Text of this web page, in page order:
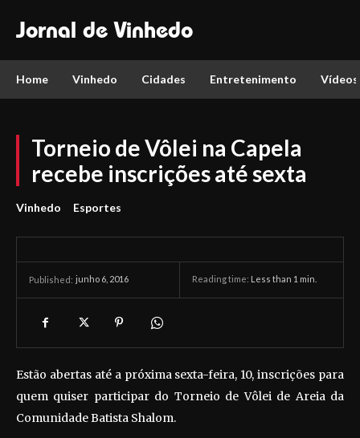
Jornal de Vinhedo
Home Vinhedo Cidades Entretenimento Vídeos
Torneio de Vôlei na Capela
recebe inscrições até sexta
Vinhedo Esportes
Published: junho 6, 2016 Reading time: Less than 1 min.
Estão abertas até a próxima sexta-feira, 10, inscrições para
quem quiser participar do Torneio de Vôlei de Areia da
Comunidade Batista Shalom.